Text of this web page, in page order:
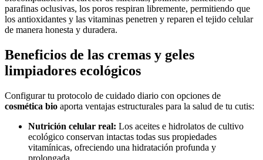
parafinas oclusivas, los poros respiran libremente, permitiendo que
los antioxidantes y las vitaminas penetren y reparen el tejido celular
de manera honesta y duradera.
Beneficios de las cremas y geles
limpiadores ecológicos
Configurar tu protocolo de cuidado diario con opciones de
cosmética bio aporta ventajas estructurales para la salud de tu cutis:
Nutrición celular real: Los aceites e hidrolatos de cultivo
ecológico conservan intactas todas sus propiedades
vitamínicas, ofreciendo una hidratación profunda y
prolongada.